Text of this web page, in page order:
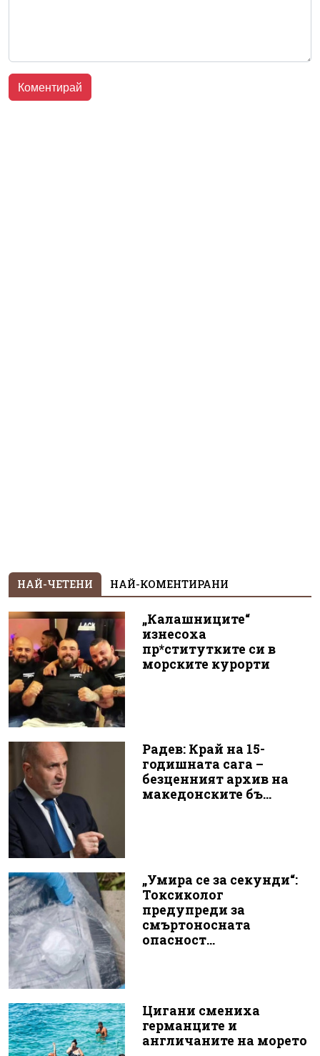
НАЙ-ЧЕТЕНИ НАЙ-КОМЕНТИРАНИ
„Калашниците“
изнесоха
пр*ститутките си в
морските курорти
Радев: Край на 15-
годишната сага –
безценният архив на
македонските бъ...
„Умира се за секунди“:
Токсиколог
предупреди за
смъртоносната
опасност...
Цигани смениха
германците и
англичаните на морето